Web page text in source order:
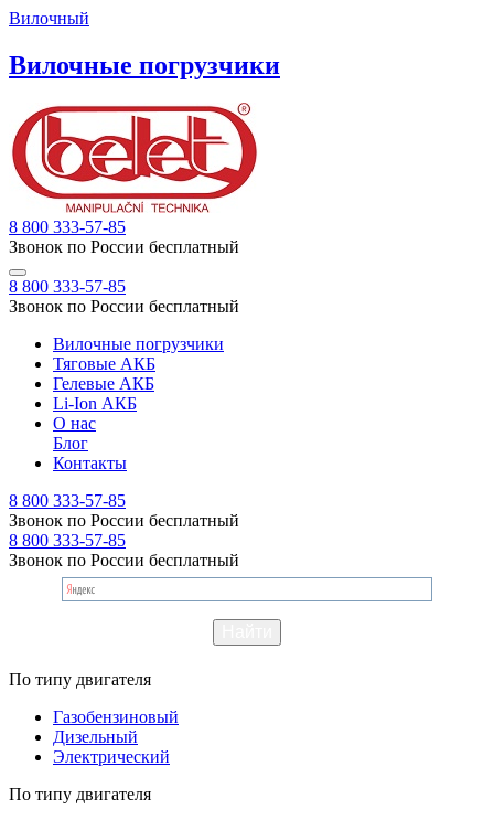
Вилочный
Вилочные погрузчики
8 800 333-57-85
Звонок по России бесплатный
8 800 333-57-85
Звонок по России бесплатный
Вилочные погрузчики
Тяговые АКБ
Гелевые АКБ
Li-Ion АКБ
О нас
Блог
Контакты
8 800 333-57-85
Звонок по России бесплатный
8 800 333-57-85
Звонок по России бесплатный
По типу двигателя
Газобензиновый
Дизельный
Электрический
По типу двигателя